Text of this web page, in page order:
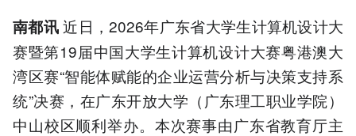
南都讯近日，2026年广东省大学生计算机设计大
赛暨第19届中国大学生计算机设计大赛粤港澳大
湾区赛“智能体赋能的企业运营分析与决策支持系
统”决赛，在广东开放大学（广东理工职业学院）
中山校区顺利举办。本次赛事由广东省教育厅主